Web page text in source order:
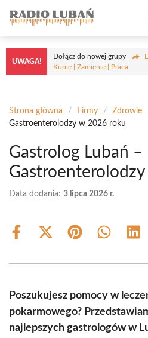
treści
UWAGA!
Dołącz do nowej grupy
Kupię | Zamienię | Praca
Strona główna / Firmy / Zdrowie
Gastroenterolodzy w 2026 roku
Gastrolog Lubań –
Data dodania: 3 lipca 2026 r.
Share
Share
(Twitter)
Share Share
Poszukujesz pomocy w
pokarmowego?
najlepszych gastrologów w